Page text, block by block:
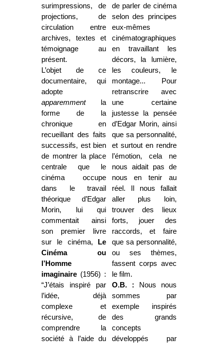
surimpressions, de
projections, de
circulation entre
archives, textes et
témoignage au
présent.
L’objet de ce
documentaire, qui
adopte
apparemmentla
forme de la
chronique en
recueillant des faits
successifs, est bien
de montrer la place
centrale que le
cinéma occupe
dans le travail
théorique d’Edgar
Morin, lui qui
commentait ainsi
son premier livre
sur le cinéma,
Le
Cinéma ou
l’Homme
imaginaire (1956) :
“J’étais inspiré par
l’idée, déjà
complexe et
récursive, de
comprendre la
société à l’aide du
de parler de cinéma
selon des principes
eux-mêmes
cinématographiques,
en travaillant les
décors, la lumière,
les couleurs, le
montage... Pour
retranscrire avec
une certaine
justesse la pensée
d’Edgar Morin, ainsi
que sa personnalité,
et surtout en rendre
l’émotion, cela ne
nous aidait pas de
nous en tenir au
réel. Il nous fallait
aller plus loin,
trouver des lieux
forts, jouer des
raccords, et faire
que sa personnalité,
ou ses thèmes,
fassent corps avec
le film.
O.B. : Nous nous
sommes par
exemple inspirés
des grands
concepts
développés par